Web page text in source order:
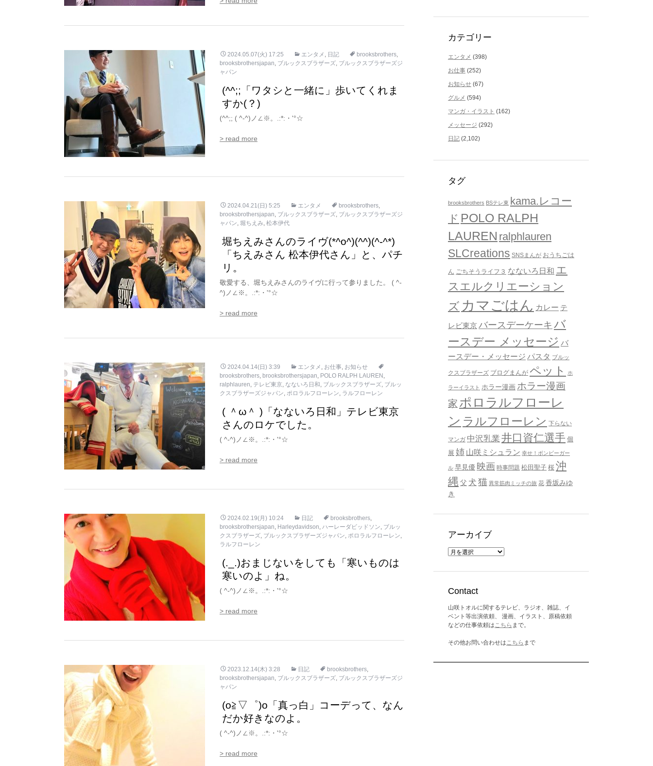
2024.05.07(火) 17:25 エンタメ , 日記 brooksbrothers,
brooksbrothersjapan, ブルックスブラザーズ, ブルックスブラザーズジ
ャパン
(^^;;「ワタシと一緒に」歩いてくれま
すか(？)
(^^;; ( ^-^)ノ∠※。.:*:・'°☆
> read more
2024.04.21(日) 5:25 エンタメ brooksbrothers,
brooksbrothersjapan, ブルックスブラザーズ, ブルックスブラザーズジ
ャパン, 堀ちえみ, 松本伊代
堀ちえみさんのライヴ(*^o^)(^^)(^-^*)
「ちえみさん 松本伊代さん」と、パチ
リ。
敬愛する、堀ちえみさんのライヴに行って参りました。 ( ^-
^)ノ∠※。.:*:・'°☆
> read more
2024.04.14(日) 3:39 エンタメ , お仕事, お知らせ
brooksbrothers, brooksbrothersjapan, POLO RALPH LAUREN ,
ralphlauren, テレビ東京, なないろ日和, ブルックスブラザーズ, ブルッ
クスブラザーズジャパン, ポロラルフローレン, ラルフローレン
( ＾ω＾ )「なないろ日和」テレビ東京
さんのロケでした。
( ^-^)ノ∠※。.:*:・'°☆
> read more
2024.02.19(月) 10:24 日記 brooksbrothers,
brooksbrothersjapan, Harleydavidson, ハーレーダビッドソン, ブルッ
クスブラザーズ, ブルックスブラザーズジャパン, ポロラルフローレン,
ラルフローレン
(._.)おまじないをしても「寒いものは
寒いのよ」ね。
( ^-^)ノ∠※。.:*:・'°☆
> read more
2023.12.14(木) 3:28 日記 brooksbrothers,
brooksbrothersjapan, ブルックスブラザーズ, ブルックスブラザーズジ
ャパン
(o≧▽゜)o「真っ白」コーデって、なん
だか好きなのよ。
( ^-^)ノ∠※。.:*:・'°☆
> read more
カテゴリー
エンタメ (398)
お仕事 (252)
お知らせ (67)
グルメ (594)
マンガ・イラスト (162)
メッセージ (292)
日記 (2,102)
タグ
brooksbrothers BSテレ東 kama.レコー
ド POLO RALPH
LAUREN ralphlauren
SLCreations SNSまんが おうちごは
ん ごちそうライフ３ なないろ日和 エ
スエルクリエーション
ズ カマごはん カレー テ
レビ東京バースデーケーキ バ
ースデー メッセージ バ
ースデー・メッセージ パスタ ブルッ
クスブラザーズ ブログまんが ペット ホ
ラーイラスト ホラー漫画 ホラー漫画
家 ポロラルフローレ
ン ラルフローレン 下らない
マンガ 中沢乳業 井口資仁選手 個
展 姉 山咲ミシュラン 幸せ！ボンビーガー
ル 早見優 映画 時事問題 松田聖子 桜 沖
縄 父 犬 猫 異常筋肉ミッチの旅 花 香坂みゆ
き
アーカイブ
ア
ブ
Contact
山咲トオルに関するテレビ、ラジオ、雑誌、イ
ベント等出演依頼、 漫画、イラスト、原稿依頼
などの仕事依頼はこちら まで。
その他お問い合わせはこちら まで